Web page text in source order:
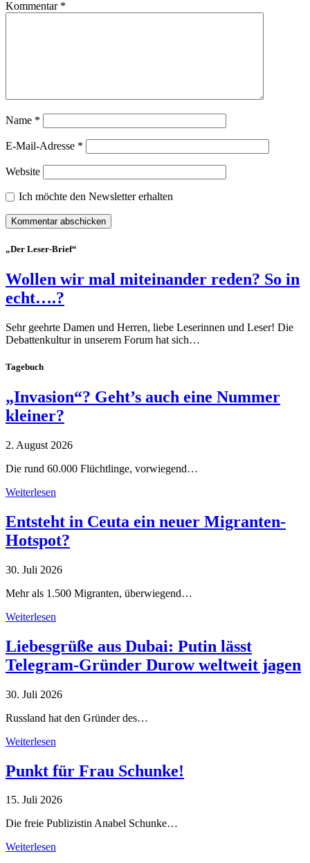
Kommentar *
Name *
E-Mail-Adresse *
Website
Ich möchte den Newsletter erhalten
„Der Leser-Brief“
Wollen wir mal miteinander reden? So in
echt….?
Sehr geehrte Damen und Herren, liebe Leserinnen und Leser! Die
Debattenkultur in unserem Forum hat sich…
Tagebuch
„Invasion“? Geht’s auch eine Nummer
kleiner?
2. August 2026
Die rund 60.000 Flüchtlinge, vorwiegend…
Weiterlesen
Entsteht in Ceuta ein neuer Migranten-
Hotspot?
30. Juli 2026
Mehr als 1.500 Migranten, überwiegend…
Weiterlesen
Liebesgrüße aus Dubai: Putin lässt
Telegram-Gründer Durow weltweit jagen
30. Juli 2026
Russland hat den Gründer des…
Weiterlesen
Punkt für Frau Schunke!
15. Juli 2026
Die freie Publizistin Anabel Schunke…
Weiterlesen